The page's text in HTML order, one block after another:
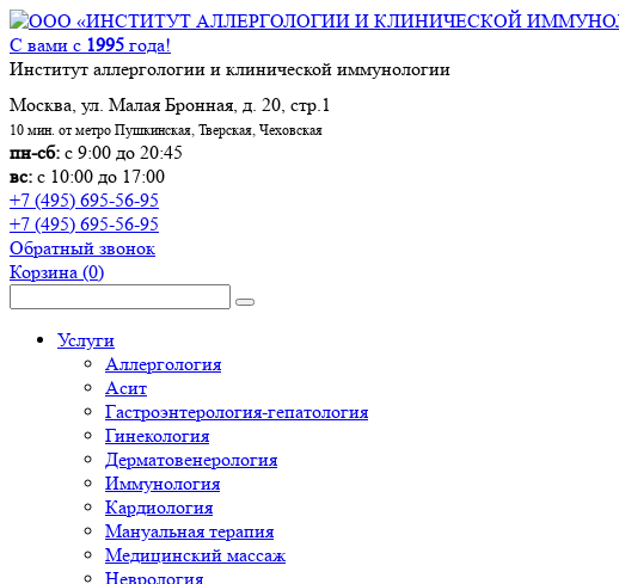
С вами с 1995 года!
Институт аллергологии и клинической иммунологии
Москва, ул. Малая Бронная, д. 20, стр.1
10 мин. от метро Пушкинская, Тверская, Чеховская
пн-сб: с 9:00 до 20:45
вс: с 10:00 до 17:00
+7 (495) 695-56-95
+7 (495) 695-56-95
Обратный звонок
Корзина (0)
Услуги
Аллергология
Асит
Гастроэнтерология-гепатология
Гинекология
Дерматовенерология
Иммунология
Кардиология
Мануальная терапия
Медицинский массаж
Неврология